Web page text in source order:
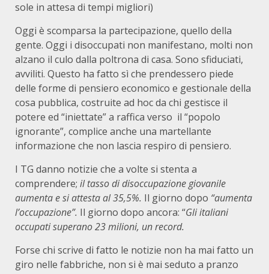
sole in attesa di tempi migliori)
Oggi è scomparsa la partecipazione, quello della
gente. Oggi i disoccupati non manifestano, molti non
alzano il culo dalla poltrona di casa. Sono sfiduciati,
avviliti. Questo ha fatto sì che prendessero piede
delle forme di pensiero economico e gestionale della
cosa pubblica, costruite ad hoc da chi gestisce il
potere ed “iniettate” a raffica verso il “popolo
ignorante”, complice anche una martellante
informazione che non lascia respiro di pensiero.
I TG danno notizie che a volte si stenta a
comprendere; il tasso di disoccupazione giovanile
aumenta e si attesta al 35,5%. Il giorno dopo “aumenta
l’occupazione”. Il giorno dopo ancora: “Gli italiani
occupati superano 23 milioni, un record.
Forse chi scrive di fatto le notizie non ha mai fatto un
giro nelle fabbriche, non si è mai seduto a pranzo